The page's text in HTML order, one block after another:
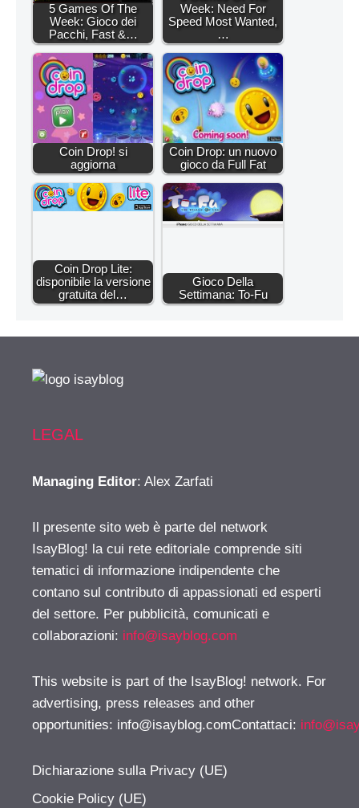
5 Games Of The
Week: Gioco dei
Pacchi, Fast &…
Week: Need For
Speed Most Wanted,
…
Coin Drop! si
aggiorna
Coin Drop: un nuovo
gioco da Full Fat
Coin Drop Lite:
disponibile la versione
gratuita del…
Gioco Della
Settimana: To-Fu
LEGAL
Managing Editor: Alex Zarfati
Il presente sito web è parte del network
IsayBlog! la cui rete editoriale comprende siti
tematici di informazione indipendente che
contano sul contributo di appassionati ed esperti
del settore. Per pubblicità, comunicati e
collaborazioni: info@isayblog.com
This website is part of the IsayBlog! network. For
advertising, press releases and other
opportunities: info@isayblog.comContattaci:
Dichiarazione sulla Privacy (UE)
Cookie Policy (UE)